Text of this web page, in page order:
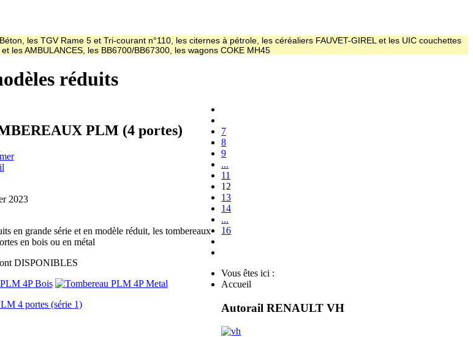
les TGV Rame 5 et Tri-courant n°110, les citernes à pétrole, les céréaliers FAUVET-GIREL et les UIC couchettes
les AMBULANCES, les BB6700/BB67300, les wagons COKE MH45
réduits
PLM (4 portes)
2023
en grande série et en modèle réduit, les tombereaux
en bois ou en métal
DISPONIBLES
4 portes (série 1)
7
8
9
...
11
12
13
14
...
16
Vous êtes ici :
Accueil
Autorail RENAULT VH